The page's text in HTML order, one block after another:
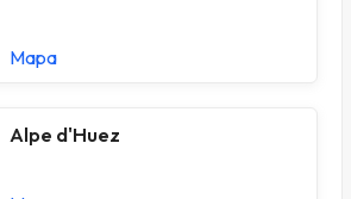
Mapa
Alpe d'Huez